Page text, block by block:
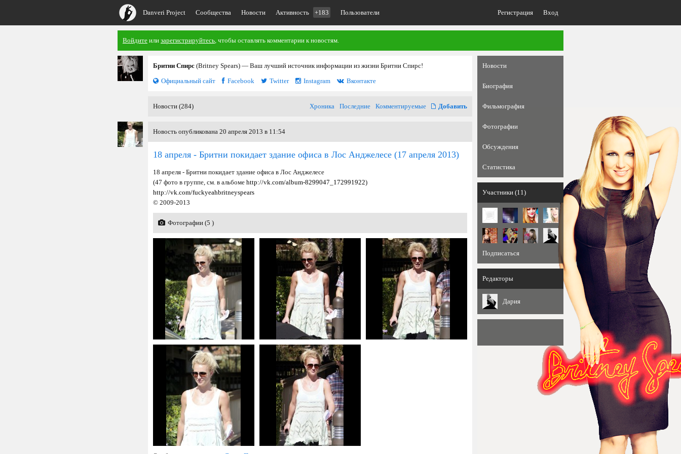
Danveri Project Сообщества Новости Активность +183 Пользователи Регистрация Вход
Войдите или зарегистрируйтесь, чтобы оставлять комментарии к новостям.
Бритни Спирс (Britney Spears) — Ваш лучший источник информации из жизни Бритни Спирс!
Официальный сайт
Facebook Twitter Instagram Вконтакте
Новости (284) Хроника Последние Комментируемые Добавить
Новость опубликована 20 апреля 2013 в 11:54
18 апреля - Бритни покидает здание офиса в Лос Анджелесе (17 апреля 2013)
18 апреля - Бритни покидает здание офиса в Лос Анджелесе
(47 фото в группе, см. в альбоме http://vk.com/album-8299047_172991922)
http://vk.com/fuckyeahbritneyspears
© 2009-2013
Фотографии (5 )
Новости
Биография
Фильмография
Фотографии
Обсуждения
Статистика
Участники (11)
Подписаться
Редакторы
Дария